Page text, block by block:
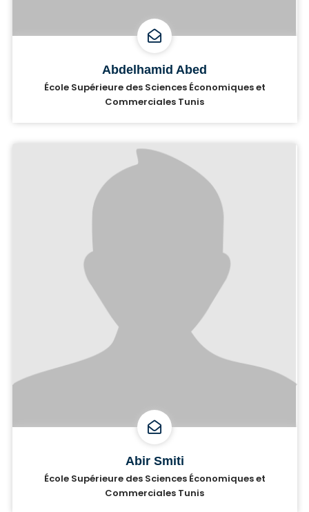
Abdelhamid Abed
École Supérieure des Sciences Économiques et
Commerciales Tunis
Abir Smiti
École Supérieure des Sciences Économiques et
Commerciales Tunis